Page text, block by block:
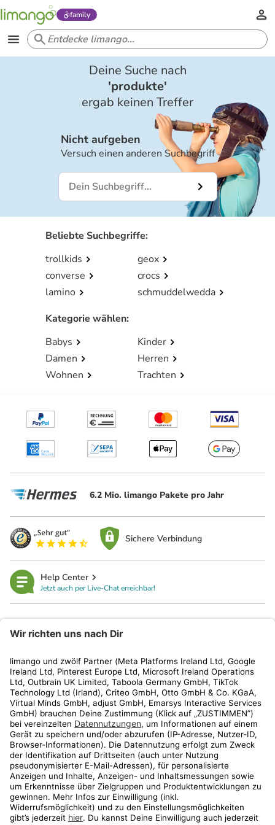
family
Deine Suche nach
'produkte'
ergab keinen Treffer
Nicht aufgeben
Versuch einen anderen Suchbegriff
Beliebte Suchbegriffe:
trollkids
geox
converse
crocs
lamino
schmuddelwedda
Kategorie wählen:
Babys
Kinder
Damen
Herren
Wohnen
Trachten
6.2 Mio. limango Pakete pro Jahr
Sichere Verbindung
Help Center
Jetzt auch per Live-Chat erreichbar!
Kundenservice
Shop
Aktionen
Travel